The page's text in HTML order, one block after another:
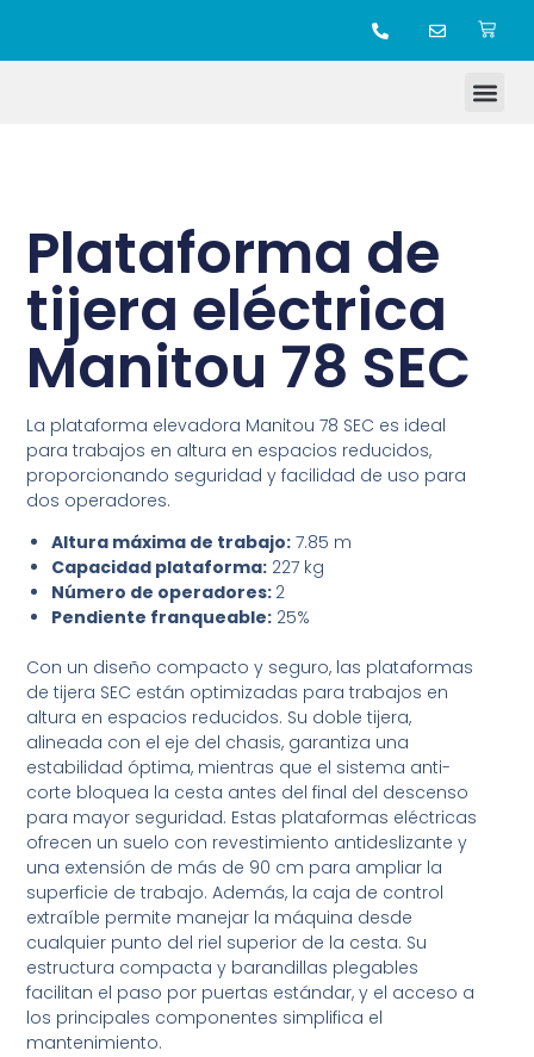
Plataforma de
tijera eléctrica
Manitou 78 SEC
La plataforma elevadora Manitou 78 SEC es ideal
para trabajos en altura en espacios reducidos,
proporcionando seguridad y facilidad de uso para
dos operadores.
Altura máxima de trabajo: 7.85 m
Capacidad plataforma: 227 kg
Número de operadores: 2
Pendiente franqueable: 25%
Con un diseño compacto y seguro, las plataformas
de tijera SEC están optimizadas para trabajos en
altura en espacios reducidos. Su doble tijera,
alineada con el eje del chasis, garantiza una
estabilidad óptima, mientras que el sistema anti-
corte bloquea la cesta antes del final del descenso
para mayor seguridad. Estas plataformas eléctricas
ofrecen un suelo con revestimiento antideslizante y
una extensión de más de 90 cm para ampliar la
superficie de trabajo. Además, la caja de control
extraíble permite manejar la máquina desde
cualquier punto del riel superior de la cesta. Su
estructura compacta y barandillas plegables
facilitan el paso por puertas estándar, y el acceso a
los principales componentes simplifica el
mantenimiento.